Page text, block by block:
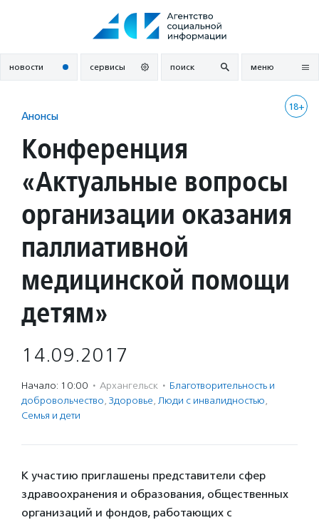
новости сервисы поиск меню
18+
Анонсы
Конференция
«Актуальные вопросы
организации оказания
паллиативной
медицинской помощи
детям»
14.09.2017
Начало: 10:00 · Архангельск · Благотвори­тель­ность и
доброволь­чест­во, Здоровье, Люди с инвалидностью,
Семья и дети
К участию приглашены представители сфер
здравоохранения и образования, общественных
организаций и фондов, работающих с